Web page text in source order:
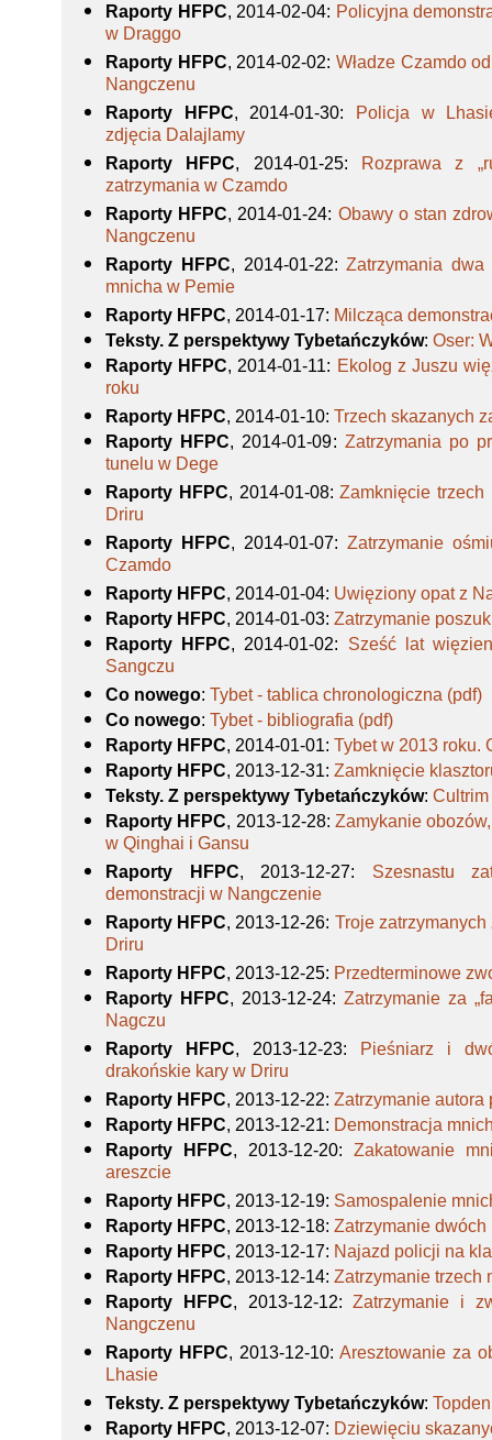
Raporty HFPC, 2014-02-04: Policyjna
w Draggo
Raporty HFPC, 2014-02-02:Władze Czamdo
Nangczenu
Raporty HFPC, 2014-01-30: Policja w
zdjęcia Dalajlamy
Raporty HFPC, 2014-01-25: Rozprawa z
zatrzymania w Czamdo
Raporty HFPC, 2014-01-24: Obawy o stan
Nangczenu
Raporty HFPC, 2014-01-22:Zatrzymania
mnicha w Pemie
Raporty HFPC, 2014-01-17: Milcząca
Teksty. Z perspektywy Tybetańczyków:Oser:
Raporty HFPC, 2014-01-11: Ekolog z Juszu
roku
Raporty HFPC, 2014-01-10:Trzech skazanych
Raporty HFPC, 2014-01-09: Zatrzymania po
tunelu w Dege
Raporty HFPC, 2014-01-08:Zamknięcie trzech
Driru
Raporty HFPC, 2014-01-07: Zatrzymanie
Czamdo
Raporty HFPC, 2014-01-04: Uwięziony opat z
Raporty HFPC, 2014-01-03:Zatrzymanie
Raporty HFPC, 2014-01-02: Sześć lat
Sangczu
Co nowego:Tybet - tablica chronologiczna (pdf)
Co nowego:Tybet - bibliografia (pdf)
Raporty HFPC, 2014-01-01:Tybet w 2013 roku.
Raporty HFPC, 2013-12-31:Zamknięcie
Teksty. Z perspektywy Tybetańczyków:
Raporty HFPC, 2013-12-28: Zamykanie
w Qinghai i Gansu
Raporty HFPC, 2013-12-27: Szesnastu
demonstracji w Nangczenie
Raporty HFPC, 2013-12-26: Troje
Driru
Raporty HFPC, 2013-12-25: Przedterminowe
Raporty HFPC, 2013-12-24:Zatrzymanie za
Nagczu
Raporty HFPC, 2013-12-23: Pieśniarz i
drakońskie kary w Driru
Raporty HFPC, 2013-12-22:Zatrzymanie autora
Raporty HFPC, 2013-12-21: Demonstracja
Raporty HFPC, 2013-12-20: Zakatowanie
areszcie
Raporty HFPC, 2013-12-19: Samospalenie
Raporty HFPC, 2013-12-18:Zatrzymanie
Raporty HFPC, 2013-12-17: Najazd policji na
Raporty HFPC, 2013-12-14:Zatrzymanie trzech
Raporty HFPC, 2013-12-12:Zatrzymanie i
Nangczenu
Raporty HFPC, 2013-12-10:Aresztowanie za
Lhasie
Teksty. Z perspektywy Tybetańczyków:
Raporty HFPC, 2013-12-07: Dziewięciu